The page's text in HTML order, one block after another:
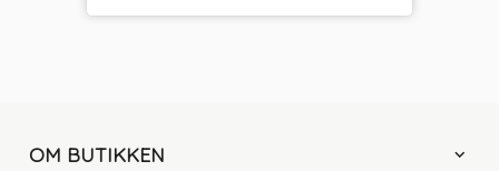
OM BUTIKKEN